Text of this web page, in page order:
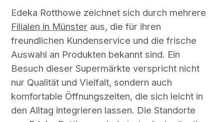
Edeka Rotthowe zeichnet sich durch mehrere
Filialen in Münsteraus, die für ihren
freundlichen Kundenservice und die frische
Auswahl an Produkten bekannt sind. Ein
Besuch dieser Supermärkte verspricht nicht
nur Qualität und Vielfalt, sondern auch
komfortable Öffnungszeiten, die sich leicht in
den Alltag integrieren lassen. Die Standorte